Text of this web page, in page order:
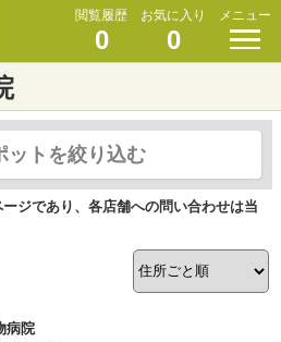
閲覧履歴
0
お気に入り
0
メニュー
ットを絞り込む
ジであり、各店舗への問い合わせは当
病院